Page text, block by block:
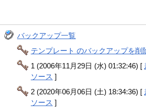
バックアップ一覧
テンプレート のバックアップを削
1 (2006年11月29日 (水) 01:32:46) [
ソース ]
2 (2020年06月06日 (土) 18:34:36) [
ソース ]